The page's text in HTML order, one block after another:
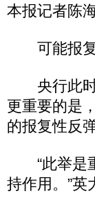
本报记者陈
可能报复
央行此时
更重要的是
的报复性反
“此举是重
持作用。”英